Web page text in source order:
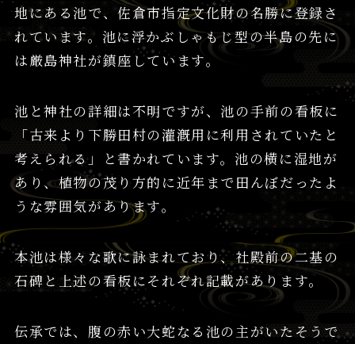
地にある池で、佐倉市指定文化財の名勝に登録さ
れています。池に浮かぶしゃもじ型の半島の先に
は厳島神社が鎮座しています。
池と神社の詳細は不明ですが、池の手前の看板に
「古来より下勝田村の灌漑用に利用されていたと
考えられる」と書かれています。池の横に湿地が
あり、植物の茂り方的に近年まで田んぼだったよ
うな雰囲気があります。
本池は様々な歌に詠まれており、社殿前の二基の
石碑と上述の看板にそれぞれ記載があります。
伝承では、腹の赤い大蛇なる池の主がいたそうで